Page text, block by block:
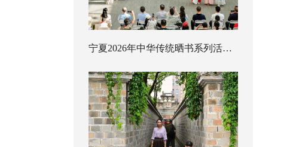
宁夏2026年中华传统晒书系列活动启幕